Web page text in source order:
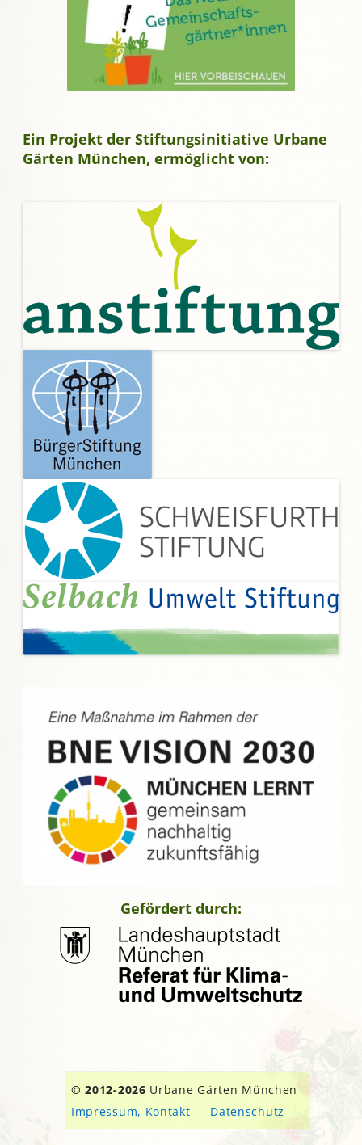
Ein Projekt der Stiftungsinitiative Urbane
Gärten München, ermöglicht von:
Gefördert durch:
© 2012-2026 Urbane Gärten München
Impressum, Kontakt
Datenschutz